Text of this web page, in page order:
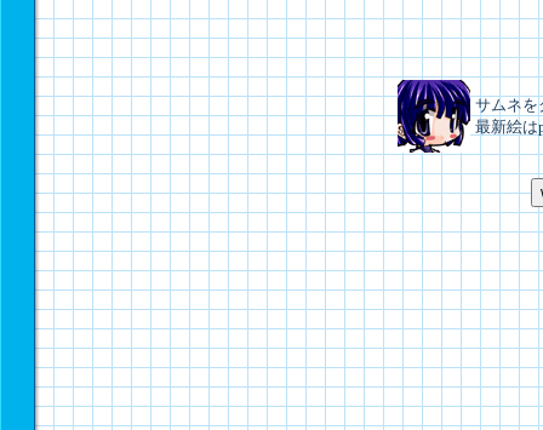
サムネを
最新絵